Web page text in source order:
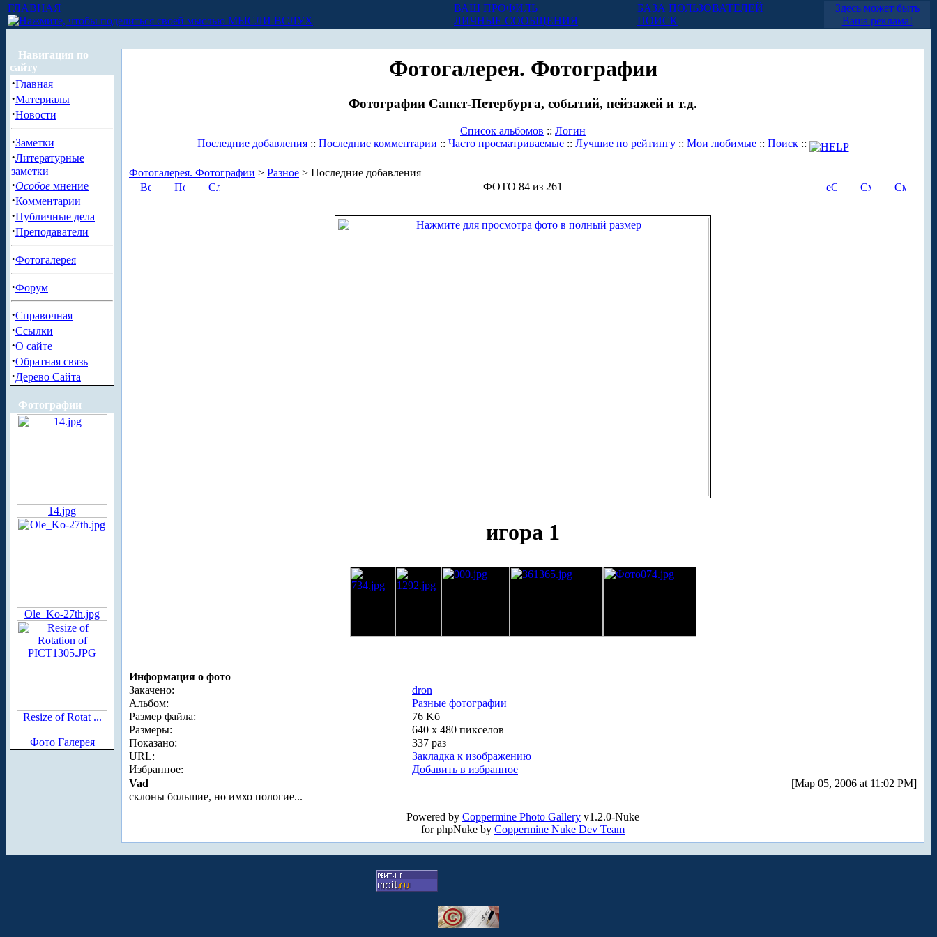
ГЛАВНАЯ
МЫСЛИ ВСЛУХ
ВАШ ПРОФИЛЬ
ЛИЧНЫЕ СООБЩЕНИЯ
БАЗА ПОЛЬЗОВАТЕЛЕЙ
ПОИСК
Здесь может быть
Ваша реклама!
Навигация по
сайту
·Главная
·Материалы
·Новости
·Заметки
·Литературные
заметки
·Особое мнение
·Комментарии
·Публичные дела
·Преподаватели
·Фотогалерея
·Форум
·Справочная
·Ссылки
·О сайте
·Обратная связь
·Дерево Сайта
Фотографии
14.jpg
Ole_Ko-27th.jpg
Resize of Rotat ...
Фото Галерея
Фотогалерея. Фотографии
Фотографии Санкт-Петербурга, событий, пейзажей и т.д.
Список альбомов :: Логин
Последние добавления:: Последние комментарии :: Часто просматриваемые:: Лучшие по рейтингу:: Мои любимые:: Поиск::
Фотогалерея. Фотографии > Разное > Последние добавления
ФОТО 84 из 261
игора 1
Информация о фото
Закачено:
dron
Альбом:
Разные фотографии
Размер файла:
76 Kб
Размеры:
640 x 480 пикселов
Показано:
337 раз
URL:
Закладка к изображению
Избранное:
Добавить в избранное
Vad
[Мар 05, 2006 at 11:02 PM]
склоны большие, но имхо пологие...
Powered by Coppermine Photo Gallery v1.2.0-Nuke
for phpNuke by Coppermine Nuke Dev Team